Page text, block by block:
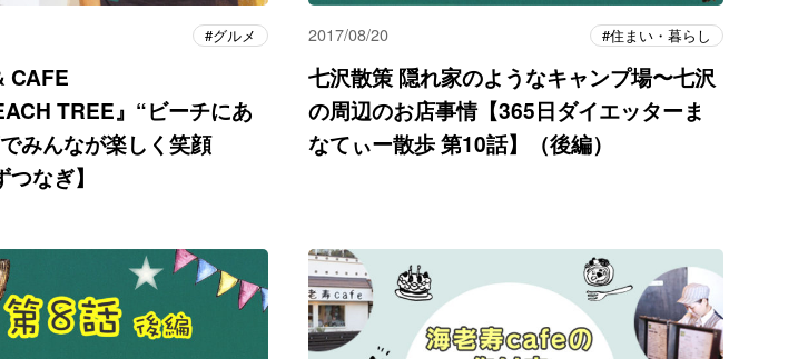
グルメ
CAFE
TREE』“ビーチにあ
みんなが楽しく笑顔
なぎ】
2017/08/20 住まい・暮らし
七沢散策 隠れ家のようなキャンプ場〜七沢
の周辺のお店事情【365日ダイエッターま
なてぃー散歩 第10話】（後編）